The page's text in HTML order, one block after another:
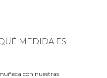
MEDIDA ES
con nuestras